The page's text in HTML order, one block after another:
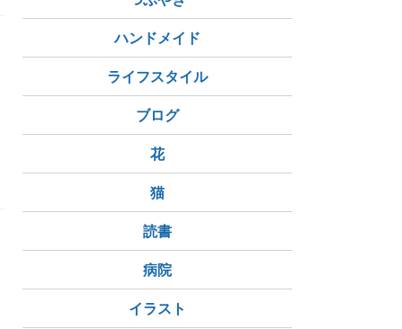
ハンドメイド
ライフスタイル
ブログ
花
猫
読書
病院
イラスト